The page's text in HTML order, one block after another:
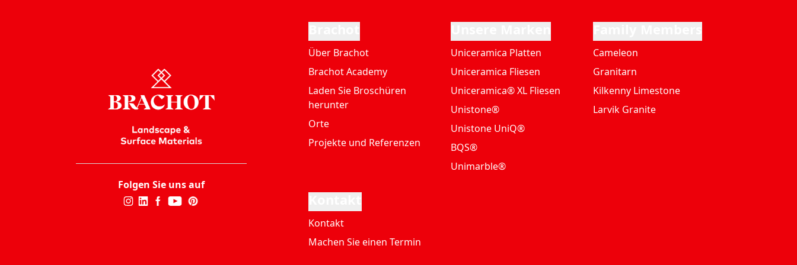
Folgen Sie uns auf
Über Brachot
Brachot Academy
Laden Sie Broschüren
herunter
Orte
Projekte und Referenzen
Uniceramica Platten
Uniceramica Fliesen
Uniceramica® XL Fliesen
Unistone®
Unistone UniQ®
BQS®
Unimarble®
Cameleon
Granitarn
Kilkenny Limestone
Larvik Granite
Kontakt
Machen Sie einen Termin